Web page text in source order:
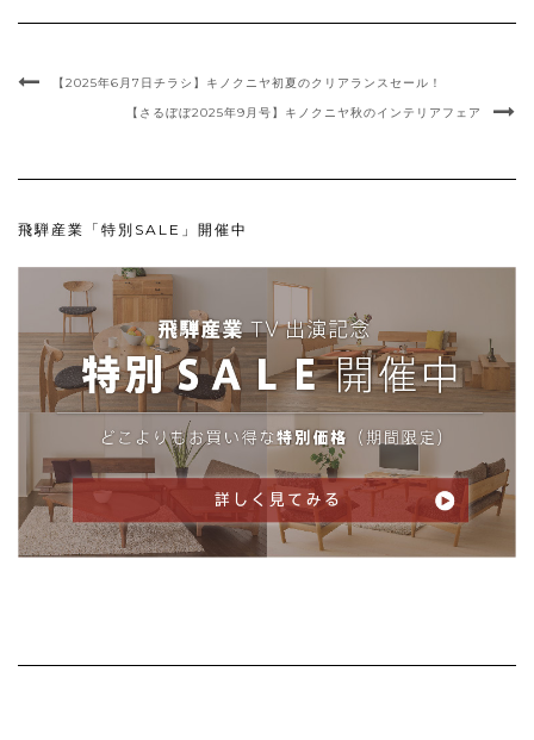
【2025年6月7日チラシ】キノクニヤ初夏のクリアランスセール！
【さるぼぼ2025年9月号】キノクニヤ秋のインテリアフェア
飛騨産業「特別SALE」開催中